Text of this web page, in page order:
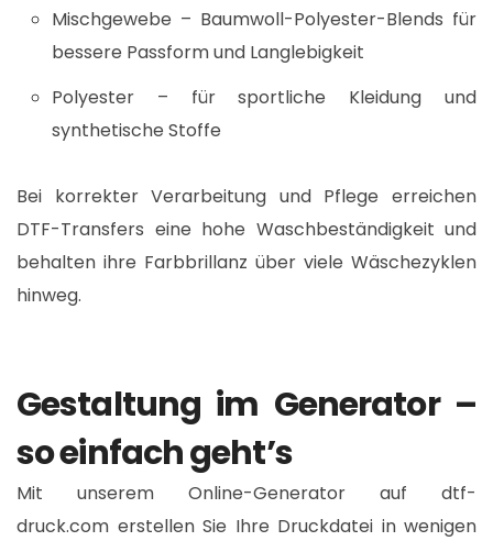
Mischgewebe – Baumwoll-Polyester-Blends für
bessere Passform und Langlebigkeit
Polyester – für sportliche Kleidung und
synthetische Stoffe
Bei korrekter Verarbeitung und Pflege erreichen
DTF-Transfers eine hohe Waschbeständigkeit und
behalten ihre Farbbrillanz über viele Wäschezyklen
hinweg.​
Gestaltung im Generator –
so einfach geht’s
Mit unserem Online-Generator auf dtf-
druck.com erstellen Sie Ihre Druckdatei in wenigen